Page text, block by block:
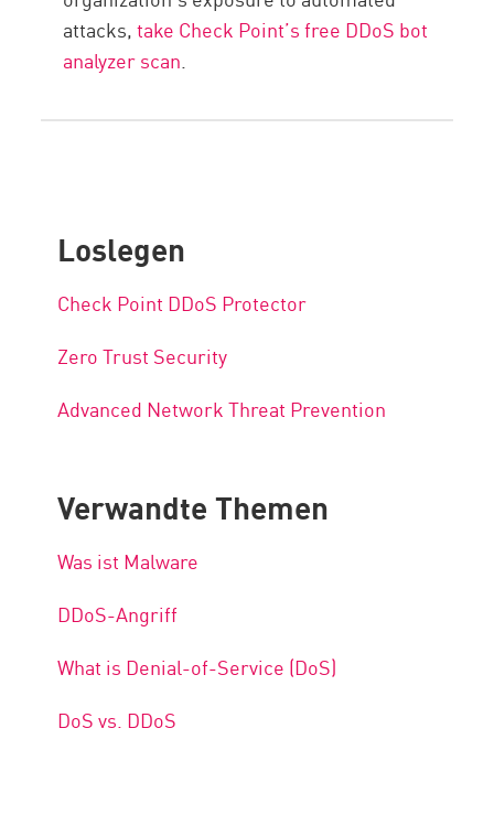
attacks,take Check Point’s free DDoS bot
analyzer scan.
Loslegen
Check Point DDoS Protector
Zero Trust Security
Advanced Network Threat Prevention
Verwandte Themen
Was ist Malware
DDoS-Angriff
What is Denial-of-Service (DoS)
DoS vs. DDoS